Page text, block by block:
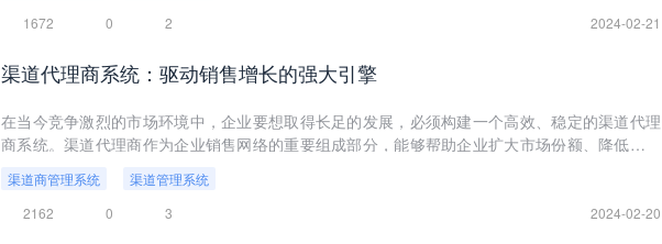
1672
0 2 2024-02-21
渠道代理商系统：驱动销售增长的强大引擎
在当今竞争激烈的市场环境中，企业要想取得长足的发展，必须构建一个高效、稳定的渠道代理
商系统。渠道代理商作为企业销售网络的重要组成部分，能够帮助企业扩大市场份额、降低运营
的管理实现销售增长。
渠道商管理系统
渠道管理系统
2162
0 3 2024-02-20